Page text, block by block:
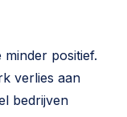
positief.
verlies aan
bedrijven